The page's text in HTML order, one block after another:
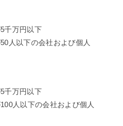
千万円以下
人以下の会社および個人
千万円以下
人以下の会社および個人